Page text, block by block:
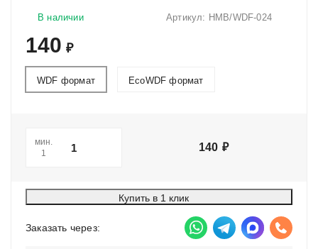
Артикул: HMB/WDF-024
В наличии
140 ₽
WDF формат EcoWDF формат
мин.
1
140 ₽
Купить в 1 клик
Заказать через: